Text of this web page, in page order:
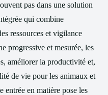
pas dans une solution
qui combine
ressources et vigilance
progressive et mesurée, les
améliorer la productivité et,
de vie pour les animaux et
entrée en matière pose les